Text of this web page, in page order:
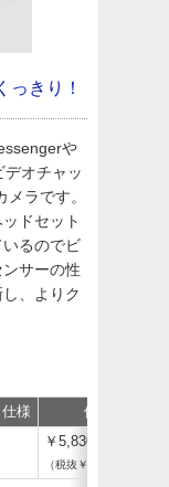
っきり！
や
オチャッ
ラです。
ドセット
るのでビ
サーの性
、よりク
仕様 価格
￥5,830
（税抜￥5,300）